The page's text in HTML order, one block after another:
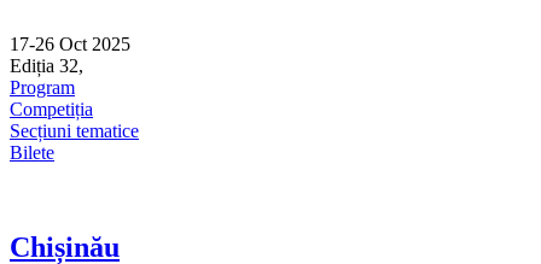
17-26 Oct 2025
Ediția 32,
Program
Competiția
Secțiuni tematice
Bilete
Chișinău